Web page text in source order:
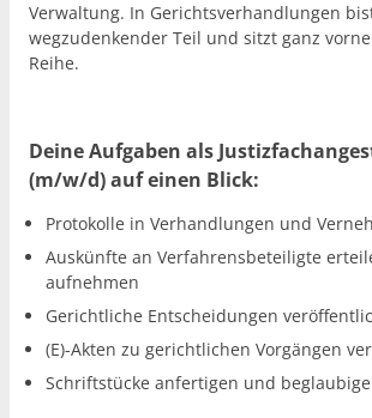
Verwaltung. In Gerichtsverhandlungen
wegzudenkender Teil und sitzt ganz
Reihe.
Deine Aufgaben als
(m/w/d) auf einen Blick:
Protokolle in Verhandlungen und
Auskünfte an Verfahrensbeteiligte
aufnehmen
Gerichtliche Entscheidungen
(E)-Akten zu gerichtlichen Vorgängen
Schriftstücke anfertigen und